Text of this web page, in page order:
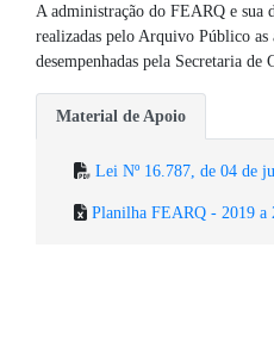
A administração do FEARQ e sua
realizadas pelo Arquivo Público as
desempenhadas pela Secretaria de
Material de Apoio
Lei Nº 16.787, de 04 de
Planilha FEARQ - 2019 a